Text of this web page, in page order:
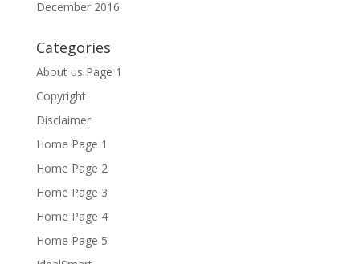
December 2016
Categories
About us Page 1
Copyright
Disclaimer
Home Page 1
Home Page 2
Home Page 3
Home Page 4
Home Page 5